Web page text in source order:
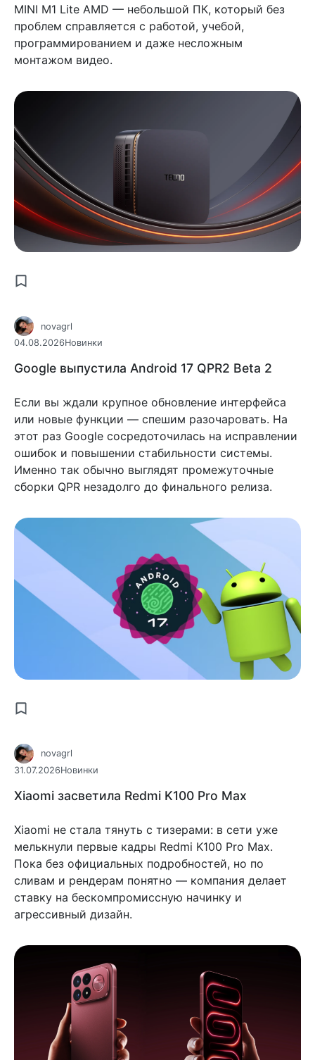
MINI M1 Lite AMD — небольшой ПК, который без
проблем справляется с работой, учебой,
программированием и даже несложным
монтажом видео.
novagrl
04.08.2026Новинки
Google выпустила Android 17 QPR2 Beta 2
Если вы ждали крупное обновление интерфейса
или новые функции — спешим разочаровать. На
этот раз Google сосредоточилась на исправлении
ошибок и повышении стабильности системы.
Именно так обычно выглядят промежуточные
сборки QPR незадолго до финального релиза.
novagrl
31.07.2026Новинки
Xiaomi засветила Redmi K100 Pro Max
Xiaomi не стала тянуть с тизерами: в сети уже
мелькнули первые кадры Redmi K100 Pro Max.
Пока без официальных подробностей, но по
сливам и рендерам понятно — компания делает
ставку на бескомпромиссную начинку и
агрессивный дизайн.